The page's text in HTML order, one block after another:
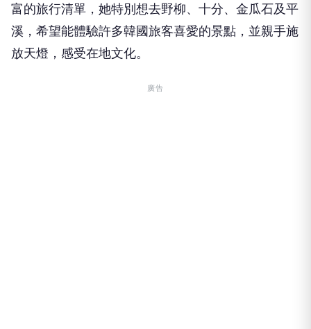
富的旅行清單，她特別想去野柳、十分、金瓜石及平
溪，希望能體驗許多韓國旅客喜愛的景點，並親手施
放天燈，感受在地文化。
廣告